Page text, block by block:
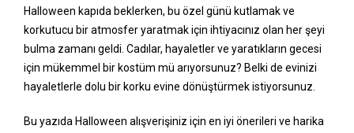
Halloween kapıda beklerken, bu özel günü kutlamak ve
korkutucu bir atmosfer yaratmak için ihtiyacınız olan her şeyi
bulma zamanı geldi. Cadılar, hayaletler ve yaratıkların gecesi
için mükemmel bir kostüm mü arıyorsunuz? Belki de evinizi
hayaletlerle dolu bir korku evine dönüştürmek istiyorsunuz.
Bu yazıda Halloween alışverişiniz için en iyi önerileri ve harika